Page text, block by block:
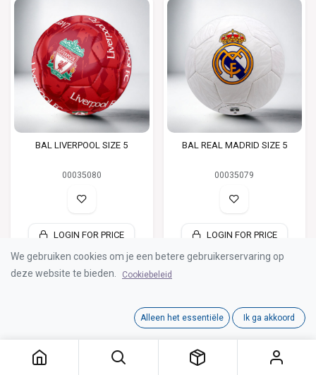
BAL LIVERPOOL SIZE 5
00035080
LOGIN FOR PRICE
BAL REAL MADRID SIZE 5
00035079
LOGIN FOR PRICE
We gebruiken cookies om je een betere gebruikerservaring op
deze website te bieden.
Cookiebeleid
Alleen het essentiële Ik ga akkoord